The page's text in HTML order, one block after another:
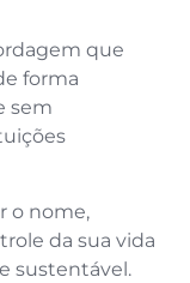
que
forma
sem
o nome,
da sua vida
sustentável.